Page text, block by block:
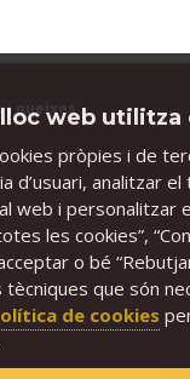
i queixesweb utilitza
pròpies i de
d’usuari, analitzar
web i personalitzar
les cookies”,
o bé
tècniques que són
de cookies